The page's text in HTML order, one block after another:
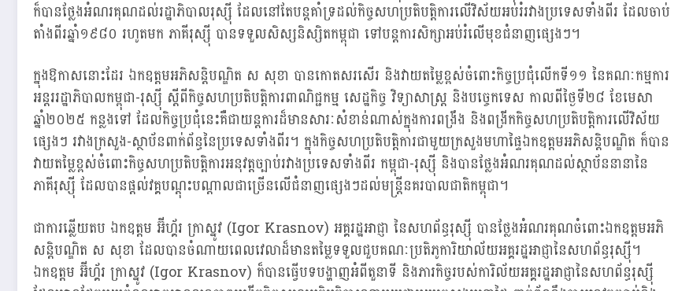
ក៏បានថ្លែងអំណរគុណដល់រដ្ឋាភិបាលរុស្ស៊ី ដែលនៅតែបន្តគាំទ្រដល់កិច្ចសហប្រតិបត្តិការលើវិស័យអប់រំរវាងប្រទេសទាំងពីរ ដែលចាប់
តាំងពីរឆ្នាំ១៩៨០ រហូតមក ភាគីរុស្ស៊ី បានទទួលសិស្សនិស្សិតកម្ពុជា ទៅបន្តការសិក្សាអប់រំលើមុខជំនាញផ្សេងៗ។
ក្នុងឱកាសនោះដែរ ឯកឧត្ដ​ម​អភិសន្តិបណ្ឌិត ស សុខា បានកោតសរសើរ និងវាយតម្លៃខ្ពស់ចំពោះ​កិច្ចប្រជុំលើកទី១១ នៃគណៈកម្មការ
អន្តររដ្ឋាភិបាលកម្ពុជា-រុស្ស៊ី ស្ដីពីកិច្ចសហប្រតិបត្តិការពាណិជ្ជកម្ម សេដ្ឋកិច្ច វិទ្យាសាស្ត្រ និងបច្ចេកទេស កាលពីថ្ងៃទី២៨ ខែមេសា
ឆ្នាំ២០២៥ កន្លងទៅ ដែលកិច្ចប្រជុំនេះគឺជាយន្តការដ៏មានសារៈសំខាន់ណាស់ក្នុងការពង្រឹង និងពង្រីកកិច្ចសហប្រតិបត្តិការលើវិស័យ
ផ្សេងៗ រវាងក្រសួង-ស្ថាប័នពាក់ព័ន្ធនៃប្រទេសទាំងពីរ។ ក្នុងកិច្ចសហប្រតិបត្តិការជាមួយក្រសួងមហាផ្ទៃឯកឧត្ដ​ម​អភិសន្តិបណ្ឌិត ក៏បាន
វាយតម្លៃខ្ពស់ចំពោះកិច្ចសហប្រតិបត្តិការអនុវត្តច្បាប់រវាងប្រទេសទាំងពីរ កម្ពុជា-​រុស្ស៊ី និងបានថ្លែងអំណរគុណដល់ស្ថាប័ននានានៃ
ភាគីរុស្ស៊ី ដែលបាន​ផ្ដល់វគ្គបណ្ដុះបណ្ដាលជាច្រើនលើជំនាញផ្សេងៗដល់មន្ត្រីនគរបាលជាតិកម្ពុជា។
ជាការឆ្លើយតប ឯកឧត្ដម អ៊ីហ្គ័រ ក្រាស្នូវ (Igor Krasnov) អគ្គរដ្ឋអាជ្ញា នៃសហព័ន្ធរុស្ស៊ី បានថ្លែងអំណរគុណចំពោះឯកឧត្ដមអភិ
សន្តិបណ្ឌិត ស សុខា ដែលបានចំណាយពេលវេលាដ៏មានតម្លៃទទួលជួបគណៈប្រតិភូការិយាល័យអគ្គរដ្ឋអាជ្ញានៃសហព័ន្ធរុស្ស៊ី។
ឯកឧត្ដម អ៊ីហ្គ័រ ក្រាស្នូវ (Igor Krasnov) ក៏បានធ្វើបទបង្ហាញអំពីតួនាទី និងភារកិច្ចរបស់ការិល័យអគ្គរដ្ឋអាជ្ញានៃសហព័ន្ធរុស្ស៊ី